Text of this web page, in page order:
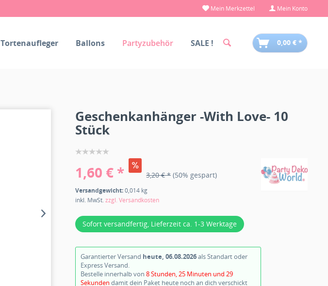
Mein Merkzettel Mein Konto
Tortenaufleger Ballons Partyzubehör SALE ! 0,00 € *
Geschenkanhänger -With Love- 10
Stück
1,60 € * 3,20 € * (50% gespart)
Versandgewicht:0,014 kg
inkl. MwSt.zzgl. Versandkosten
Sofort versandfertig, Lieferzeit ca. 1-3 Werktage
Garantierter Versand heute, 06.08.2026als Standart oder
Express Versand.
Bestelle innerhalb von8 Stunden, 25 Minuten und 28
Sekunden damit dein Paket heute noch an dich verschickt